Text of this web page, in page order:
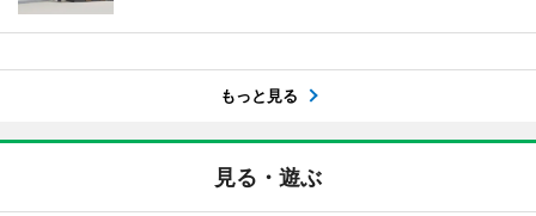
もっと見る
見る・遊ぶ